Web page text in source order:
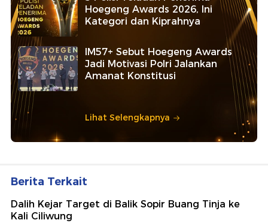
Hoegeng Awards 2026, Ini
Kategori dan Kiprahnya
IM57+ Sebut Hoegeng Awards
Jadi Motivasi Polri Jalankan
Amanat Konstitusi
Lihat Selengkapnya
Berita Terkait
Dalih Kejar Target di Balik Sopir Buang Tinja ke
Kali Ciliwung